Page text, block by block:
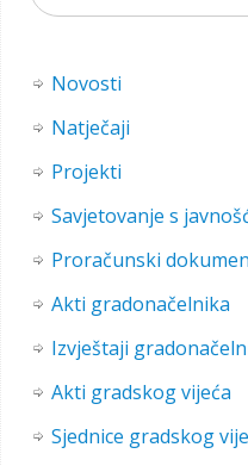
Novosti
Natječaji
Projekti
Savjetovanje s
Proračunski
Akti gradonačelnika
Izvještaji
Akti gradskog vijeća
Sjednice gradskog